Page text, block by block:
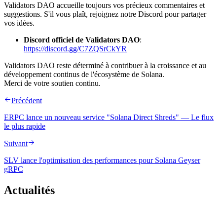
Validators DAO accueille toujours vos précieux commentaires et
suggestions. S'il vous plaît, rejoignez notre Discord pour partager
vos idées.
Discord officiel de Validators DAO:
https://discord.gg/C7ZQSrCkYR
Validators DAO reste déterminé à contribuer à la croissance et au
développement continus de l'écosystème de Solana.
Merci de votre soutien continu.
Précédent
ERPC lance un nouveau service "Solana Direct Shreds" — Le flux
le plus rapide
Suivant
SLV lance l'optimisation des performances pour Solana Geyser
gRPC
Actualités